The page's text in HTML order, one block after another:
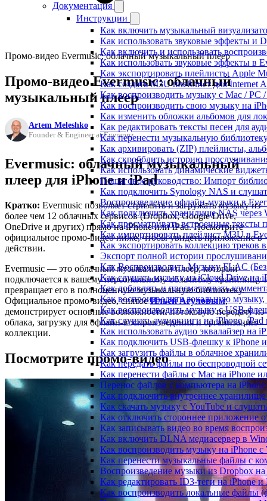
Документация
Инструкции
Как включить музыкальный
Как использовать звуковые эффекты и
Как включить и использовать
Как использовать звуковые эффекты в
Как экспортировать плейлисты Apple
Как создать M3U плейлист для Internet
Как воспроизводить музыку с Mac /
Как воспроизводить свою музыку на
Как изменить обложки альбомов для
Как редактировать тексты песен для
Как перенести музыкальную
Как архивировать (ZIP) плейлисты,
Как скробблить историю
Как использовать динамические
Пошаговое руководство: Импорт
Как подключить Synology NAS и
Воспроизведение офлайн-музыки в
Как подключить хранилище NAS через
Как просматривать встроенные
Как импортировать плейлист M3U в
Как экспортировать коллекцию
Экспорт полной истории
Как Воспроизводить Музыку FLAC
Как слушать музыку из iCloud Drive на
Как добавлять и просматривать
Как воспроизводить локальную
Как воспроизводить музыку с USB-
Как слушать аудиокниги на iPhone,
Как использовать аудио эквалайзер на
Как подключить USB-флешку к iPhone
Как загрузить файлы в облачное
Как передать файлы по беспроводной
Как перенести файлы с Mac на iPhone
Перенос файлов с компьютера на
Как подключить внутреннее
Как скачать музыку с YouTube и
Как отключить стороннее приложение
Как записывать видео во время
Как включить DLNA медиасервер в
Как воспроизводить музыку на iPhone
Как перенести музыкальные файлы с
Воспроизведение музыки из Dropbox
Как редактировать ID3-теги на iPhone и
Как воспроизводить локальные файлы
Промо-видео Evermusic: облачный музыкальный плеер
Промо-видео Evermusic: облачный
музыкальный плеер
Artem Meleshko
Founder & Engineer at Everappz
Evermusic: облачный музыкальный
плеер для iPhone и iPad
Кратко: Evermusic позволяет стримить и загружать музыку из
более чем 12 облачных сервисов (Dropbox, Google Drive,
OneDrive и других) прямо на iPhone или iPad. Посмотрите
официальное промо-видео ниже, чтобы увидеть приложение в
действии.
Evermusic — это облачный музыкальный плеер, который
подключается к вашему персональному облачному хранилищу
превращает его в полноценную музыкальную библиотеку.
Официальное промо-видео, снятоеИльёй Агуловым,
демонстрирует основные возможности: потоковую передачу из
облака, загрузку для офлайн-воспроизведения и организацию
коллекции.
Посмотрите промо-видео